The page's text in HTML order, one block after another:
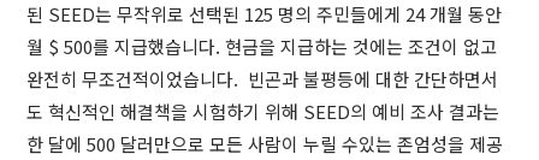
된 SEED는 무작위로 선택된 125 명의 주민들에게 24 개월 동안
월 $ 500를 지급했습니다. 현금을 지급하는 것에는 조건이 없고
완전히 무조건적이었습니다. 빈곤과 불평등에 대한 간단하면서
도 혁신적인 해결책을 시험하기 위해 SEED의 예비 조사 결과는
한 달에 500 달러만으로 모든 사람이 누릴 수있는 존엄성을 제공